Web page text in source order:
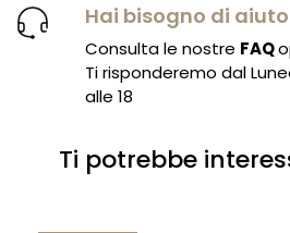
Hai bisogno di
Consulta le nostre FAQ
Ti risponderemo dal
alle 18
Ti potrebbe